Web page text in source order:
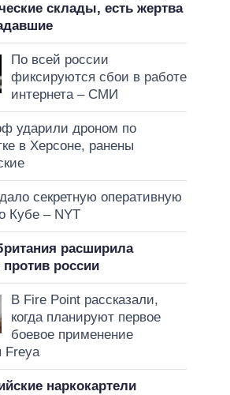
склады, есть жертва
По всей россии
фиксируются сбои в работе
интернета – СМИ
ударили дроном по
в Херсоне, ранены
секретную оперативную
Кубе – NYT
расширила
против россии
В Fire Point рассказали,
когда планируют первое
боевое применение
Freya
наркокартели